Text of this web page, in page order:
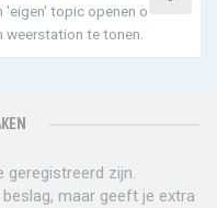
'eigen' topic openen o
weerstation te tonen.
geregistreerd zijn.
maar geeft je extra